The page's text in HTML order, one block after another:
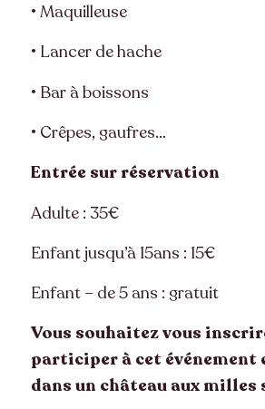
• Maquilleuse
• Lancer de hache
• Bar à boissons
• Crêpes, gaufres…
Entrée sur réservation
Adulte : 35€
Enfant jusqu’à 15ans : 15€
Enfant – de 5 ans : gratuit
Vous souhaitez vous
participer à cet
dans un château aux milles